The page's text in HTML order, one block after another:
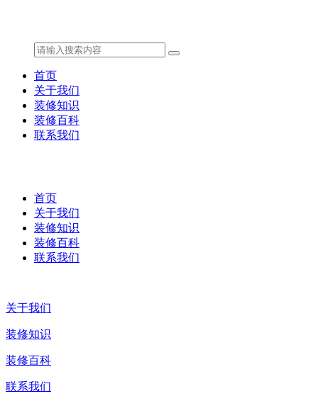
首页
关于我们
装修知识
装修百科
联系我们
首页
关于我们
装修知识
装修百科
联系我们
关于我们
装修知识
装修百科
联系我们